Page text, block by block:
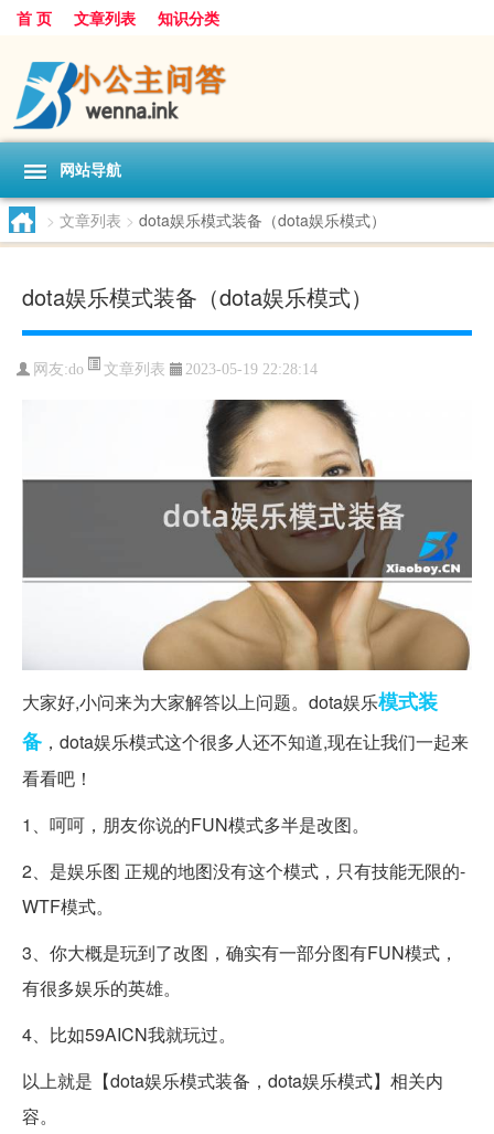
首 页 文章列表 知识分类
网站导航
> 文章列表 > dota娱乐模式装备（dota娱乐模式）
dota娱乐模式装备（dota娱乐模式）
网友:do 文章列表 2023-05-19 22:28:14
大家好,小问来为大家解答以上问题。dota娱乐模式装
备 ，dota娱乐模式这个很多人还不知道,现在让我们一起来
看看吧！
1、呵呵，朋友你说的FUN模式多半是改图。
2、是娱乐图 正规的地图没有这个模式，只有技能无限的-
WTF模式。
3、你大概是玩到了改图，确实有一部分图有FUN模式，
有很多娱乐的英雄。
4、比如59AICN我就玩过。
以上就是【dota娱乐模式装备，dota娱乐模式】相关内
容。